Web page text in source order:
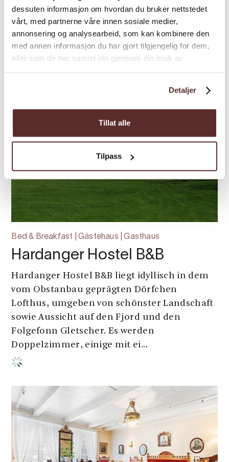
dessuten informasjon om hvordan du bruker nettstedet
vårt, med partnerne våre innen sosiale medier,
annonsering og analysearbeid, som kan kombinere den
med annen informasjon du har gjort tilgjengelig for dem,
eller som de har samlet inn gjennom din bruk av
Detaljer
Tillat alle
Tilpass
Trolltunga. Übernachten Sie in historischen
Gebäuden, genießen...
Bed & Breakfast | Gästehaus | Gasthaus
Hardanger Hostel B&B
Hardanger Hostel B&B liegt idyllisch in dem
vom Obstanbau geprägten Dörfchen
Lofthus, umgeben von schönster Landschaft
sowie Aussicht auf den Fjord und den
Folgefonn Gletscher. Es werden
Doppelzimmer, einige mit ei...